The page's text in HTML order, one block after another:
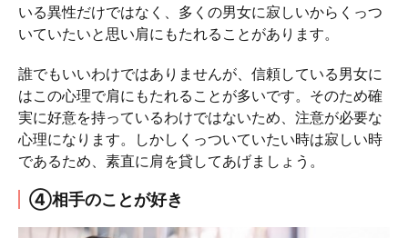
いる異性だけではなく、多くの男女に寂しいからくっつ
いていたいと思い肩にもたれることがあります。
誰でもいいわけではありませんが、信頼している男女に
はこの心理で肩にもたれることが多いです。そのため確
実に好意を持っているわけではないため、注意が必要な
心理になります。しかしくっついていたい時は寂しい時
であるため、素直に肩を貸してあげましょう。
④相手のことが好き